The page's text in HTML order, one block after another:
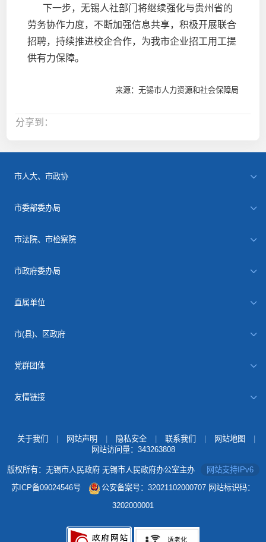
下一步，无锡人社部门将继续强化与贵州省的
劳务协作力度，不断加强信息共享，积极开展联合
招聘，持续推进校企合作，为我市企业招工用工提
供有力保障。
来源：无锡市人力资源和社会保障局
分享到：
市人大、市政协
市委部委办局
市法院、市检察院
市政府委办局
直属单位
市(县)、区政府
党群团体
友情链接
关于我们 网站声明 隐私安全 联系我们 网站地图
网站访问量： 343263808
版权所有：无锡市人民政府 无锡市人民政府办公室主办
网站支持IPv6
苏ICP备09024546号
公安备案号：32021102000707 网站标识码：
3202000001